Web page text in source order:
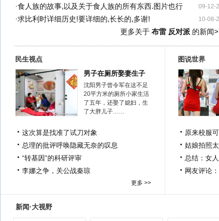
09-12-
·食人族的故事,以及关于食人族的所有东西.图片也行
10-08-
·求比利时详细历史!要详细的,长长的,多谢!
更多关于 布雷 反对派的新闻
民生视点
男子在厕所娶妻生子
沈阳男子曾令军在这不足
20平方米的厕所小家生活
了五年，还娶了媳妇，生
了大胖儿子……
这次算是找准了试刀对象
总理的批评呼唤隐藏无奈的叹息
“转基因”的科研评审
李娜之争，关公战秦琼
更多 >>
图说世界
原来校服
姑娘拍照
总结：女
网友评论
新闻·大视野